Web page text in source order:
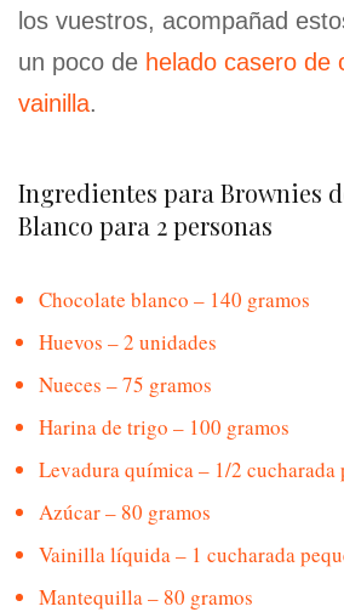
los vuestros, acompañad
un poco de helado casero de
vainilla.
Ingredientes para Brownies
Blanco para 2 personas
Chocolate blanco – 140 gramos
Huevos – 2 unidades
Nueces – 75 gramos
Harina de trigo – 100 gramos
Levadura química – 1/2 cucharada
Azúcar – 80 gramos
Vainilla líquida – 1 cucharada
Mantequilla – 80 gramos